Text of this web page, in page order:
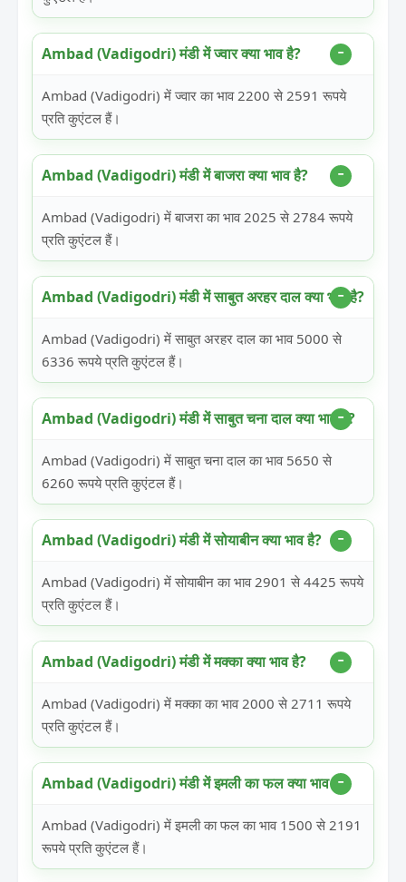
Ambad (Vadigodri) मंडी में ज्वार क्या भाव है?
Ambad (Vadigodri) में ज्वार का भाव 2200 से 2591 रूपये
प्रति कुएंटल हैं।
Ambad (Vadigodri) मंडी में बाजरा क्या भाव है?
Ambad (Vadigodri) में बाजरा का भाव 2025 से 2784 रूपये
प्रति कुएंटल हैं।
Ambad (Vadigodri) मंडी में साबुत अरहर दाल क्या भाव है?
Ambad (Vadigodri) में साबुत अरहर दाल का भाव 5000 से
6336 रूपये प्रति कुएंटल हैं।
Ambad (Vadigodri) मंडी में साबुत चना दाल क्या भाव है?
Ambad (Vadigodri) में साबुत चना दाल का भाव 5650 से
6260 रूपये प्रति कुएंटल हैं।
Ambad (Vadigodri) मंडी में सोयाबीन क्या भाव है?
Ambad (Vadigodri) में सोयाबीन का भाव 2901 से 4425 रूपये
प्रति कुएंटल हैं।
Ambad (Vadigodri) मंडी में मक्का क्या भाव है?
Ambad (Vadigodri) में मक्का का भाव 2000 से 2711 रूपये
प्रति कुएंटल हैं।
Ambad (Vadigodri) मंडी में इमली का फल क्या भाव है?
Ambad (Vadigodri) में इमली का फल का भाव 1500 से 2191
रूपये प्रति कुएंटल हैं।